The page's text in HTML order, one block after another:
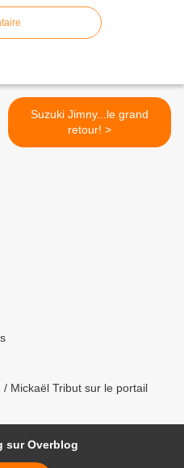
Suzuki Jimny...le grand
retour! >
Mickaël Tribut sur le portail
sur Overblog